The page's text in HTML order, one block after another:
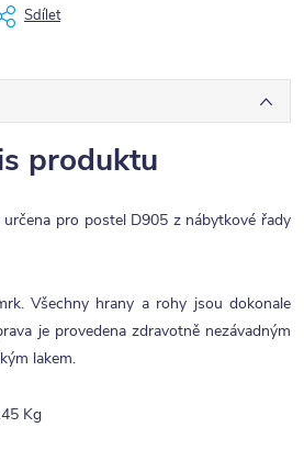
Sdílet
produktu
určena pro postel D905 z nábytkové řady
Všechny hrany a rohy jsou dokonale
je provedena zdravotně nezávadným
lakem.
Kg